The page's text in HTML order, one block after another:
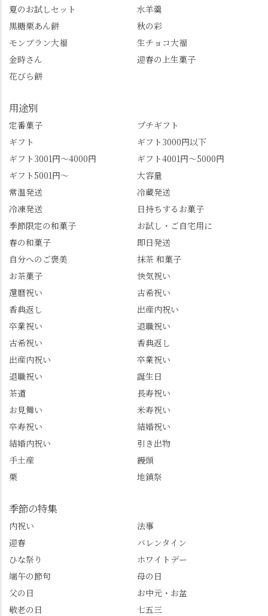
し、いろんな特典もあ
していない人はぜひこ
の機会に会員登録もし
てみてね。 みなさんは
この中で気になったも
すめ品ばかりです。よ
かったらぜひこの機会
北川🍡 住所 長岡京市う
ぐいす台1-3 TEL 075-
954-0400 営業時間 10:00
@mizuha_kitagawa #セン
ス長岡京 #SENSE長岡
京公式アンバサダー #み
ずは北川 私のアカウン
グルメをメインに発
信。お店選びの参考な
どにご利用いただける
の情報を詳しく知りた
い人は、下記アカウン
トもあわせてチェック
@sense_nagaokakyo 長岡
京市観光協会
@nagaokakyo_tourism ふ
@furufuru_nagaokakyo
物価の値上がりが激し
桜。"玉の輿"の語源に
院と徳川綱吉の、教科
書がひっくり返るよう
な再評価のお話まで聞
景、もっと知られてほ
しい！ 🍋締めは「みず
話題のレモンわらび餅
と、夏季限定・竹筒入
り水ようかん「清竹」
んな大満足の笑顔😋 さ
らに日高さんから、な
かの邸の珈琲パックと
小倉山荘のお菓子のサ
で🎁最後の最後まで"お
もてなし"の心を教えて
いただきました。 プロ
ドライバーならではの
ルート取り、駐車場事
情、お客様を飽きさせ
ない語り口…。楽しみ
ながら学びっぱなしの
のガイド活動にしっか
り活かしていきます💪
西山、ほんまにええと
こです。次はあなたを
🚕✨ #京都西山旅感 #京
都西山 #おもてなしタク
こごろ #勝持寺 #正法寺
#善峯寺 #あじさい #あ
じさい供養 #遊龍の松 #
清竹 #なかの邸 #小倉山
荘 #京都観光 #西京区 #
夏のお試しセット
水羊羹
黒糖栗あん餅
秋の彩
モンブラン大福
生チョコ大福
金時さん
迎春の上生菓子
花びら餅
用途別
定番菓子
プチギフト
ギフト
ギフト3000円以下
ギフト3001円～4000円
ギフト4001円～5000円
ギフト5001円～
大容量
常温発送
冷蔵発送
冷凍発送
日持ちするお菓子
季節限定の和菓子
お試し・ご自宅用に
春の和菓子
即日発送
自分へのご褒美
抹茶 和菓子
お茶菓子
快気祝い
還暦祝い
古希祝い
香典返し
出産内祝い
卒業祝い
退職祝い
古希祝い
香典返し
出産内祝い
卒業祝い
退職祝い
誕生日
茶道
長寿祝い
お見舞い
米寿祝い
卒寿祝い
結婚祝い
結婚内祝い
引き出物
手土産
饅頭
栗
地鎮祭
季節の特集
内祝い
法事
迎春
バレンタイン
ひな祭り
ホワイトデー
端午の節句
母の日
父の日
お中元・お盆
敬老の日
七五三